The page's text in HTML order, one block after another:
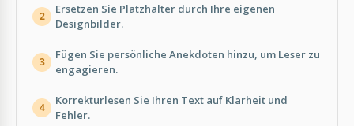
2
Ersetzen Sie Platzhalter durch Ihre eigenen
Designbilder.
3
Fügen Sie persönliche Anekdoten hinzu, um Leser zu
engagieren.
4
Korrekturlesen Sie Ihren Text auf Klarheit und
Fehler.